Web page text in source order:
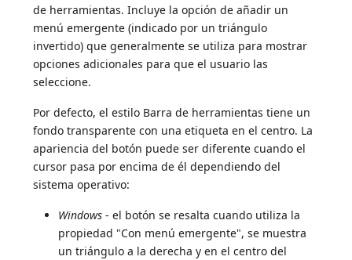
de herramientas. Incluye la opción de añadir un
menú emergente (indicado por un triángulo
invertido) que generalmente se utiliza para mostrar
opciones adicionales para que el usuario las
seleccione.
Por defecto, el estilo Barra de herramientas tiene un
fondo transparente con una etiqueta en el centro. La
apariencia del botón puede ser diferente cuando el
cursor pasa por encima de él dependiendo del
sistema operativo:
Windows - el botón se resalta cuando utiliza la
propiedad "Con menú emergente", se muestra
un triángulo a la derecha y en el centro del